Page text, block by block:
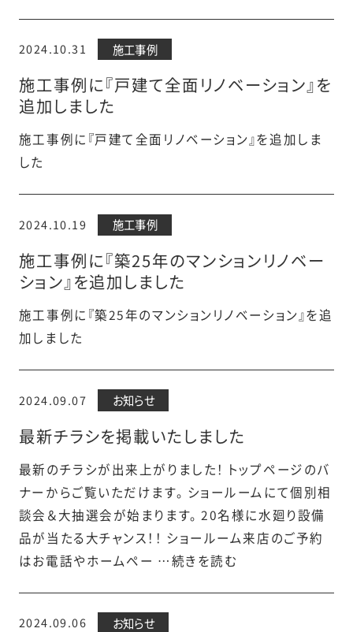
2024.10.31 施工事例
施工事例に『戸建て全面リノベーション』を
追加しました
施工事例に『戸建て全面リノベーション』を追加しま
した
2024.10.19 施工事例
施工事例に『築25年のマンションリノベー
ション』を追加しました
施工事例に『築25年のマンションリノベーション』を追
加しました
2024.09.07 お知らせ
最新チラシを掲載いたしました
最新のチラシが出来上がりました！ トップページのバ
ナーからご覧いただけます。 ショールームにて個別相
談会＆大抽選会が始まります。 20名様に水廻り設備
品が当たる大チャンス！！ ショールーム来店のご予約
はお電話やホームペー …続きを読む
2024.09.06 お知らせ